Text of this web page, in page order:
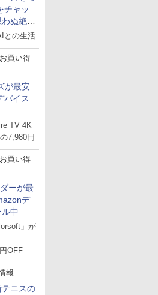
チャッ
ぬ絶景
との生活
買い得
が最安
バイス
TV 4K
7,980円
買い得
ーが最
デ
中
」が
OFF
報
テニスの